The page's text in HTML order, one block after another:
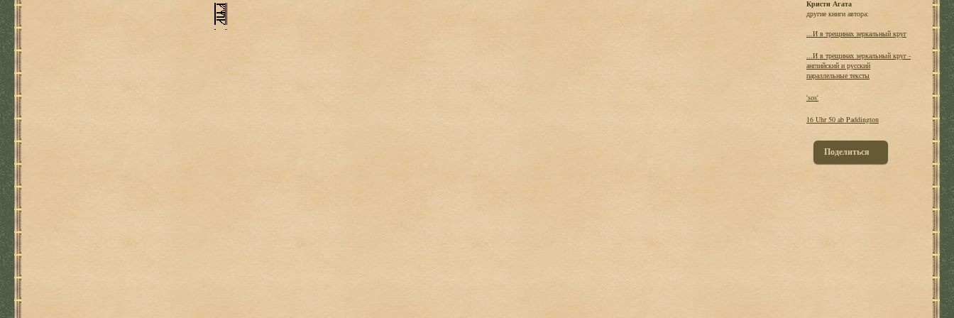
Кристи Агата
другие книги автора:
...И в трещинах зеркальный круг
...И в трещинах зеркальный круг -
английский и русский
параллельные тексты
'sos'
16 Uhr 50 ab Paddington
Поделиться